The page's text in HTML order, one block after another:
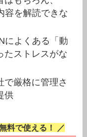
容を解読できな
によくある「動
たストレスがな
で厳格に管理さ
供
料で使える！ ／